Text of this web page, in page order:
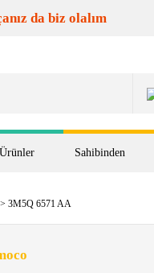
da biz olalım
Sahibinden
3M5Q 6571 AA